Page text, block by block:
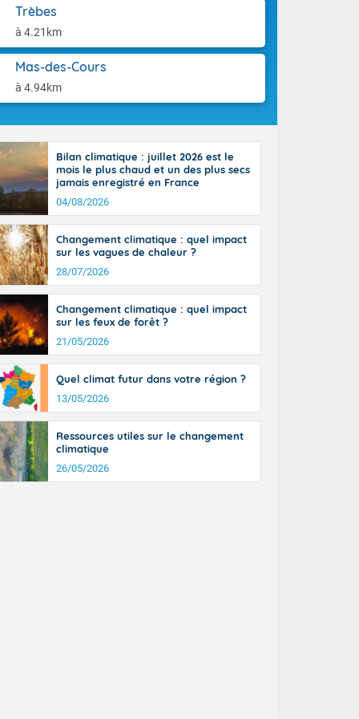
Trèbes
à 4.21km
Mas-des-Cours
à 4.94km
de
reste du
orages
le rivage
virulents
et
sur le
localement
de la
90 à 110
de Manche
avec
Rhône-
entrées
aux
du
peuvent
nord-
les rafales
et sur le
vallée
Bilan climatique : juillet 2026 est le
mois le plus chaud et un des plus secs
jamais enregistré en France
04/08/2026
Changement climatique : quel impact
sur les vagues de chaleur ?
28/07/2026
Changement climatique : quel impact
sur les feux de forêt ?
21/05/2026
Quel climat futur dans votre région ?
13/05/2026
Ressources utiles sur le changement
climatique
26/05/2026